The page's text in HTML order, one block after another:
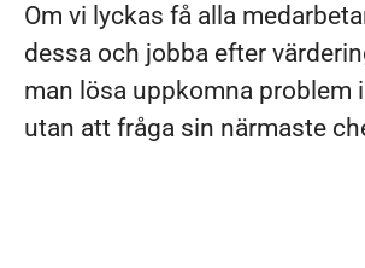
Om vi lyckas få alla
dessa och jobba efter
man lösa uppkomna problem
utan att fråga sin närmaste